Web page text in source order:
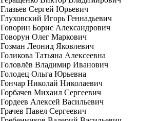
Глазьев Сергей Юрьевич
Глуховский Игорь Геннадьевич
Говорин Борис Александрович
Говорун Олег Маркович
Гозман Леонид Яковлевич
Голикова Татьяна Алексеевна
Головлёв Владимир Иванович
Голодец Ольга Юрьевна
Гончар Николай Николаевич
Горбачев Михаил Сергеевич
Гордеев Алексей Васильевич
Грачев Павел Сергеевич